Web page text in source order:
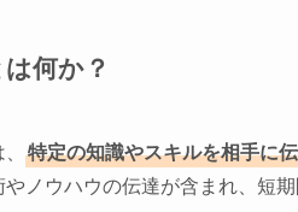
何か？
特定の知識やスキルを相手に
ノウハウの伝達が含まれ、短